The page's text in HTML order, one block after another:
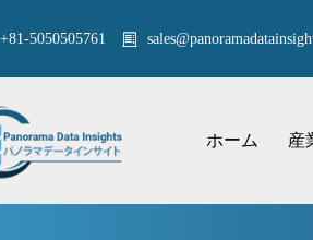
+81-5050505761
ホーム 産